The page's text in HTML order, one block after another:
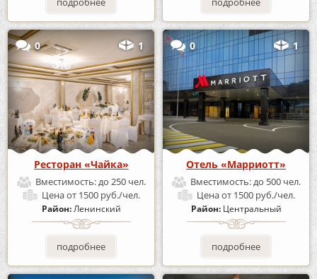
0 1
Ресторан «Чайка»
Вместимость:до 250 чел.
Ценаот 1500 руб./чел.
Район:Ленинский
подробнее
0 1
Отель «Марриотт»
Вместимость:до 500 чел.
Ценаот 1500 руб./чел.
Район: Центральный
подробнее